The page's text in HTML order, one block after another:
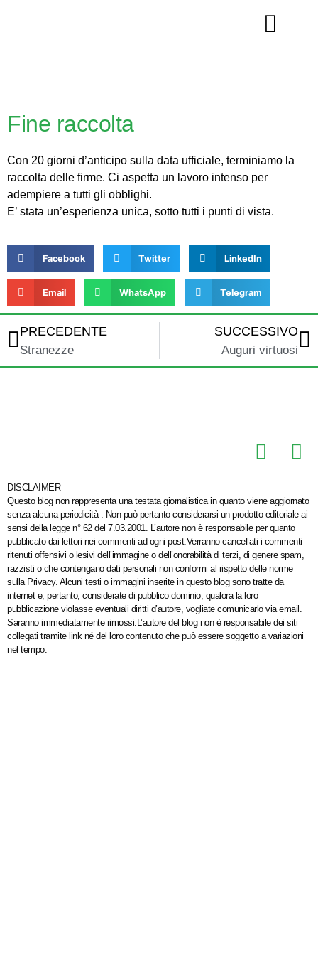
Fine raccolta
Con 20 giorni d’anticipo sulla data ufficiale, terminiamo la
raccolta delle firme. Ci aspetta un lavoro intenso per
adempiere a tutti gli obblighi.
E’ stata un’esperienza unica, sotto tutti i punti di vista.
Facebook Twitter LinkedIn
Email WhatsApp Telegram
PRECEDENTE
Stranezze
SUCCESSIVO
Auguri virtuosi
DISCLAIMER
Questo blog non rappresenta una testata giornalistica in quanto viene aggiornato
senza alcuna periodicità . Non può pertanto considerarsi un prodotto editoriale ai
sensi della legge n° 62 del 7.03.2001. L’autore non è responsabile per quanto
pubblicato dai lettori nei commenti ad ogni post.Verranno cancellati i commenti
ritenuti offensivi o lesivi dell’immagine o dell’onorabilità di terzi, di genere spam,
razzisti o che contengano dati personali non conformi al rispetto delle norme
sulla Privacy. Alcuni testi o immagini inserite in questo blog sono tratte da
internet e, pertanto, considerate di pubblico dominio; qualora la loro
pubblicazione violasse eventuali diritti d’autore, vogliate comunicarlo via email.
Saranno immediatamente rimossi.L’autore del blog non è responsabile dei siti
collegati tramite link né del loro contenuto che può essere soggetto a variazioni
nel tempo.